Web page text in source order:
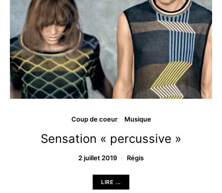
Coup de coeur Musique
Sensation « percussive »
2 juillet 2019 Régis
LIRE ...